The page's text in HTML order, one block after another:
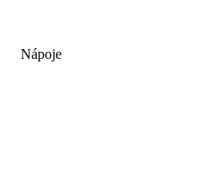
Nápoje